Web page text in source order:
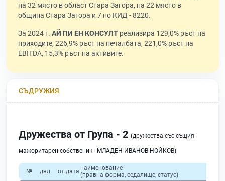
на 32 място в област Стара Загора, на 22 място в
община Стара Загора и 7 по КИД - 8220.
За 2024 г. АЙ ПИ ЕН КОНСУЛТ реализира 129,0% ръст на
приходите, 226,9% ръст на печалбата, 221,0% ръст на
EBITDA, 15,3% ръст на активите.
СЪДРУЖИЯ
Дружества от Група - 2 (дружества със същия
мажоритарен собственик - МЛАДЕН ИВАНОВ НОЙКОВ)
№ дял от дата наименование
(правна форма, седалище, статус)